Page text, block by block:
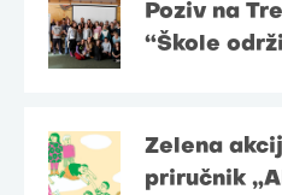
Poziv na
“Škole
Zelena
priručnik